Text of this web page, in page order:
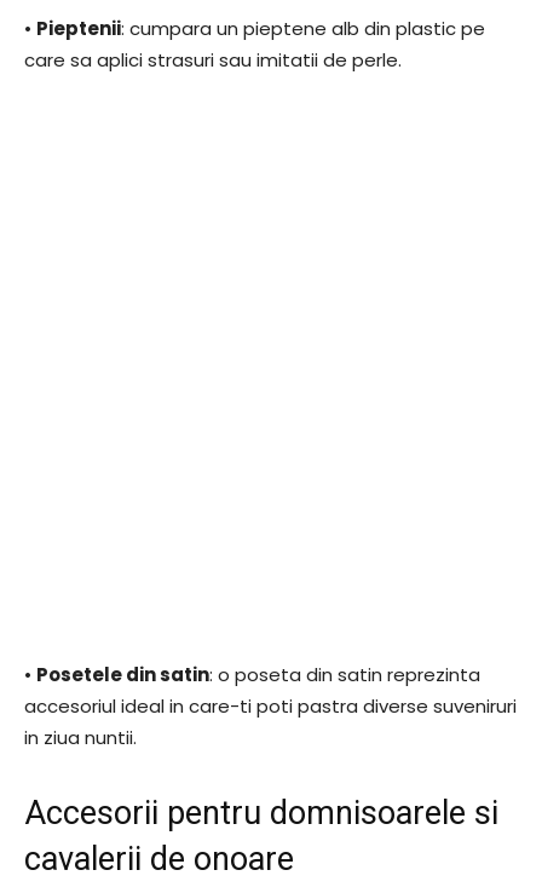
• Pieptenii: cumpara un pieptene alb din plastic pe
care sa aplici strasuri sau imitatii de perle.
• Posetele din satin: o poseta din satin reprezinta
accesoriul ideal in care-ti poti pastra diverse suveniruri
in ziua nuntii.
Accesorii pentru domnisoarele si
cavalerii de onoare